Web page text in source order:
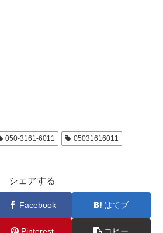
050-3161-6011
05031616011
シェアする
Facebook はてブ
Pinterest コピー